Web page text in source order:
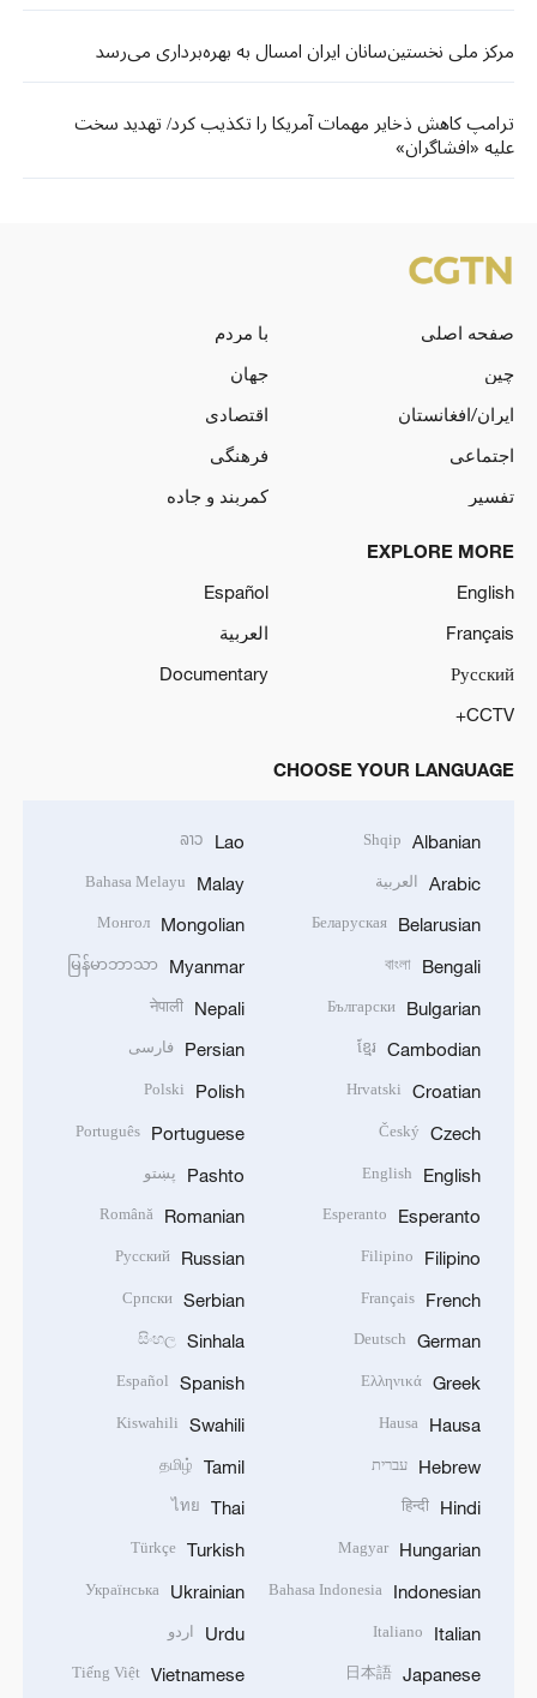
مرکز ملی نخستین‌سانان ایران امسال به بهره‌برداری می‌رسد
ترامپ کاهش ذخایر مهمات آمریکا را تکذیب کرد/ تهدید سخت
علیه «افشاگران»
صفحه اصلی
با مردم
چین
جهان
ایران/افغانستان
اقتصادی
اجتماعی
فرهنگی
تفسیر
کمربند و جاده
EXPLORE MORE
English
Español
Français
العربية
Русский
Documentary
CCTV+
CHOOSE YOUR LANGUAGE
Albanian
Shqip
Arabic العربية
Belarusian
Беларуская
Bengali
বাংলা
Bulgarian
Български
Cambodian
ខ្មែរ
Croatian
Hrvatski
Czech
Český
English
English
Esperanto
Esperanto
Filipino
Filipino
French
Français
German
Deutsch
Greek
Ελληνικά
Hausa
Hausa
Hebrew עברית
Hindi
हिन्दी
Hungarian
Magyar
Indonesian
Bahasa Indonesia
Italian
Italiano
Japanese
日本語
Lao
ລາວ
Malay
Bahasa Melayu
Mongolian
Монгол
Myanmar
မြန်မာဘာသာ
Nepali
नेपाली
Persian فارسی
Polish
Polski
Portuguese
Português
Pashto پښتو
Romanian
Română
Russian
Русский
Serbian
Српски
Sinhala
සිංහල
Spanish
Español
Swahili
Kiswahili
Tamil
தமிழ்
Thai
ไทย
Turkish
Türkçe
Ukrainian
Українська
Urdu اردو
Vietnamese
Tiếng Việt